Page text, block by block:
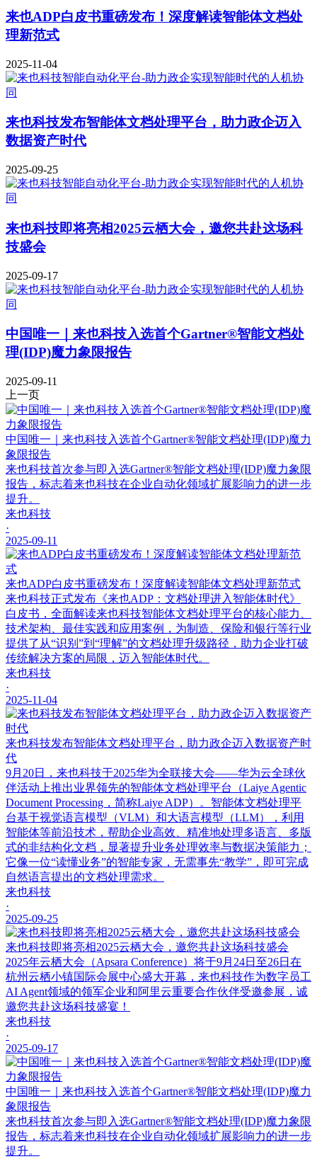
来也ADP白皮书重磅发布！深度解读智能体文档处
理新范式
2025-11-04
来也科技发布智能体文档处理平台，助力政企迈入
数据资产时代
2025-09-25
来也科技即将亮相2025云栖大会，邀您共赴这场科
技盛会
2025-09-17
中国唯一｜来也科技入选首个Gartner®智能文档处
理(IDP)魔力象限报告
2025-09-11
上一页
中国唯一｜来也科技入选首个Gartner®智能文档处理(IDP)魔力
象限报告
来也科技首次参与即入选Gartner®智能文档处理(IDP)魔力象限
报告，标志着来也科技在企业自动化领域扩展影响力的进一步
提升。
来也科技
·
2025-09-11
来也ADP白皮书重磅发布！深度解读智能体文档处理新范式
来也科技正式发布《来也ADP：文档处理进入智能体时代》
白皮书，全面解读来也科技智能体文档处理平台的核心能力、
技术架构、最佳实践和应用案例，为制造、保险和银行等行业
提供了从“识别”到“理解”的文档处理升级路径，助力企业打破
传统解决方案的局限，迈入智能体时代。
来也科技
·
2025-11-04
来也科技发布智能体文档处理平台，助力政企迈入数据资产时
代
9月20日，来也科技于2025华为全联接大会——华为云全球伙
伴活动上推出业界领先的智能体文档处理平台（Laiye Agentic
Document Processing，简称Laiye ADP）。智能体文档处理平
台基于视觉语言模型（VLM）和大语言模型（LLM），利用
智能体等前沿技术，帮助企业高效、精准地处理多语言、多版
式的非结构化文档，显著提升业务处理效率与数据决策能力；
它像一位“读懂业务”的智能专家，无需事先“教学”，即可完成
自然语言提出的文档处理需求。
来也科技
·
2025-09-25
来也科技即将亮相2025云栖大会，邀您共赴这场科技盛会
2025年云栖大会（Apsara Conference）将于9月24日至26日在
杭州云栖小镇国际会展中心盛大开幕，来也科技作为数字员工
AI Agent领域的领军企业和阿里云重要合作伙伴受邀参展，诚
邀您共赴这场科技盛宴！
来也科技
·
2025-09-17
中国唯一｜来也科技入选首个Gartner®智能文档处理(IDP)魔力
象限报告
来也科技首次参与即入选Gartner®智能文档处理(IDP)魔力象限
报告，标志着来也科技在企业自动化领域扩展影响力的进一步
提升。